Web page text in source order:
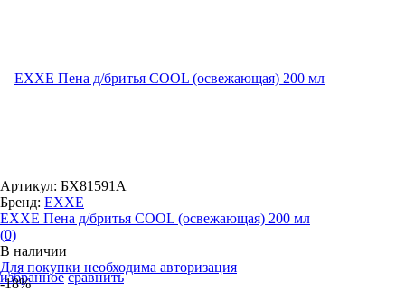
избранное сравнить
Артикул: БХ81591А
Бренд: EXXE
EXXE Пена д/бритья COOL (освежающая) 200 мл
(0)
В наличии
Для покупки необходима авторизация
-18%